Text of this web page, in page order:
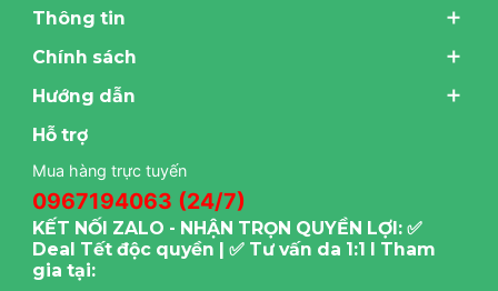
Thông tin
Chính sách
Hướng dẫn
Hỗ trợ
Mua hàng trực tuyến
0967194063 (24/7)
KẾT NỐI ZALO - NHẬN TRỌN QUYỀN LỢI: ✅
Deal Tết độc quyền | ✅ Tư vấn da 1:1 I Tham
gia tại: